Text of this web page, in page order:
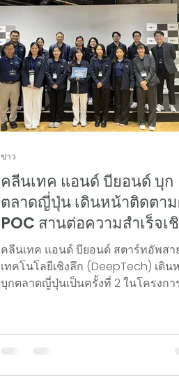
คลีนเทค แอนด์ บียอนด์ บุก
ตลาดญี่ปุ่น เดินหน้าติดตาม
POC สานต่อความสำเร็จเ
พาณิชย์ในโครงการ
Thailand Deeptech
Venture 2026"
คลีนเทค แอนด์ บียอนด์ สตาร์ทอัพสา
เทคโนโลยีเชิงลึก (DeepTech) เดินห
บุกตลาดญี่ปุ่นเป็นครั้งที่ 2 ในโครงกา
ระหว่างวันที่ 25–29 พฤษภาคม 2569
ข่าว